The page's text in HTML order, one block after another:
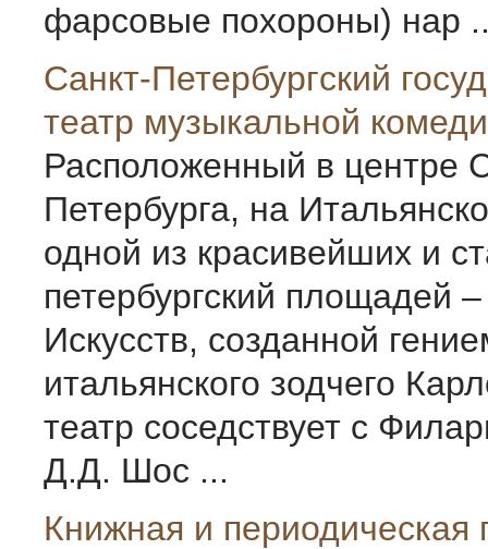
фарсовые похороны) нар
Санкт-Петербургcкий
театр музыкальной
Расположенный в центре
Петербурга, на
одной из красивейших и
петербургский площадей
Искусств, созданной
итальянского зодчего
театр соседствует с
Д.Д. Шос ...
Книжная и периодическая